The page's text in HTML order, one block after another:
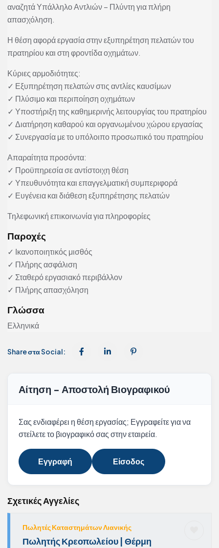
αναζητά Υπάλληλο Αντλιών – Πλύντη για πλήρη
απασχόληση.
Η θέση αφορά εργασία στην εξυπηρέτηση πελατών του
πρατηρίου και στη φροντίδα οχημάτων.
Κύριες αρμοδιότητες:
✓ Εξυπηρέτηση πελατών στις αντλίες καυσίμων
✓ Πλύσιμο και περιποίηση οχημάτων
✓ Υποστήριξη της καθημερινής λειτουργίας του πρατηρίου
✓ Διατήρηση καθαρού και οργανωμένου χώρου εργασίας
✓ Συνεργασία με το υπόλοιπο προσωπικό του πρατηρίου
Απαραίτητα προσόντα:
✓ Προϋπηρεσία σε αντίστοιχη θέση
✓ Υπευθυνότητα και επαγγελματική συμπεριφορά
✓ Ευγένεια και διάθεση εξυπηρέτησης πελατών
Τηλεφωνική επικοινωνία για πληροφορίες
Παροχές
✓ Ικανοποιητικός μισθός
✓ Πλήρης ασφάλιση
✓ Σταθερό εργασιακό περιβάλλον
✓ Πλήρης απασχόληση
Γλώσσα
Ελληνικά
Share στα Social:
Αίτηση - Αποστολή Βιογραφικού
Σας ενδιαφέρει η θέση εργασίας; Εγγραφείτε για να
στείλετε το βιογραφικό σας στην εταιρεία.
Εγγραφή Είσοδος
Σχετικές Αγγελίες
Πωλητές Καταστημάτων Λιανικής
Πωλητής Κρεοπωλείου | Θέρμη